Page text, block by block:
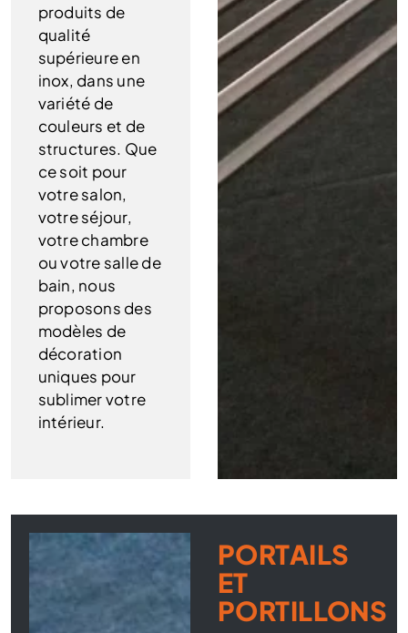
produits de
qualité
supérieure en
inox, dans une
variété de
couleurs et de
structures. Que
ce soit pour
votre salon,
votre séjour,
votre chambre
ou votre salle de
bain, nous
proposons des
modèles de
décoration
uniques pour
sublimer votre
intérieur.
PORTAILS
ET
PORTILLONS